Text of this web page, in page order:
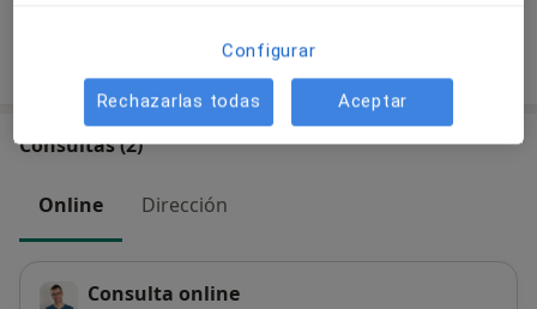
¿Cómo funcionan los precios?
Consultas (2)
Online Dirección
Consulta online
Configurar
Rechazarlas todas Aceptar